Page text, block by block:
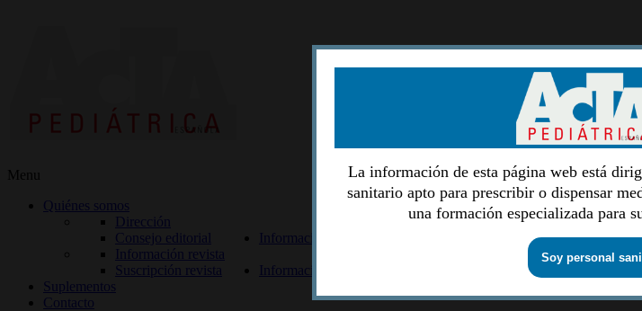
Menu
Quiénes somos
Dirección
Consejo editorial
Información lectores
Información revista
Suscripción revista
Información autores
Suplementos
Contacto
La información de esta página web está
sanitario apto para prescribir o dispensar
una formación especializada para
Soy personal